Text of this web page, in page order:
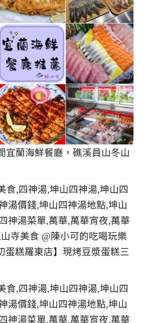
宜蘭海鮮餐廳，礁溪員山冬山
蛋糕羅東店】現烤豆漿蛋糕三